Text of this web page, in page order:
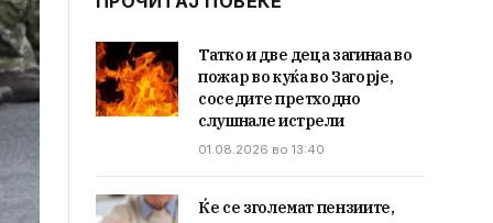
Татко и две деца загинаа во
пожар во куќа во Загорје,
соседите претходно
слушнале истрели
01.08.2026 во 13:40
Ќе се зголемат пензиите,